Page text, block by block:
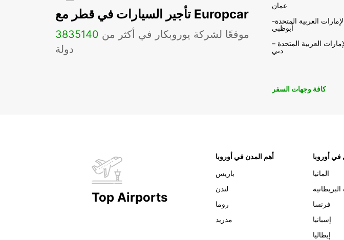
تأجير السيارات في قطر مع Europcar
3835 موقعًا لشركة يوروبكار في أكثر من 140
دولة
عمان
العربية المتحدة-
أبوظبي
العربية المتحدة –
دبي
كافة وجهات السفر
Top Airports
أهم المدن في أوروبا
باريس
لندن
روما
مدريد
أوروبا
المانيا
فرنسا
إسبانيا
إيطاليا